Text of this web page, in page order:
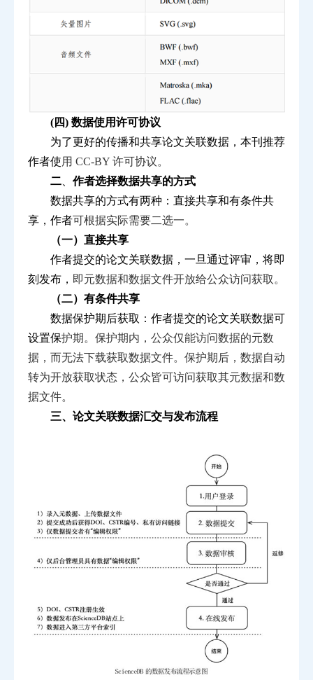
(四) 数据使用许可协议
为了更好的传播和共享论文关联数据，本刊推荐
作者使用 CC-BY 许可协议。
二
作者选择数据共享的方式
数据共享的方式有两种：直接共享和有条件共
享，作者可根据实际需要二选一。
（一）直接共享
作者提交的论文关联数据，一旦通过评审，将即
刻发布， 即元数据和数据文件开放给公众访问获取。
（二）有条件共享
数据保护期后获取：作者提交的论文关联数据可
设置保护期。保护期内，公众仅能访问数据的元数
据，而无法下载获取数据文件。保护期后，数据自动
转为开放获取状态，公众皆可访问获取其元数据和数
据文件。
三、论文关联数据汇交与发布流程